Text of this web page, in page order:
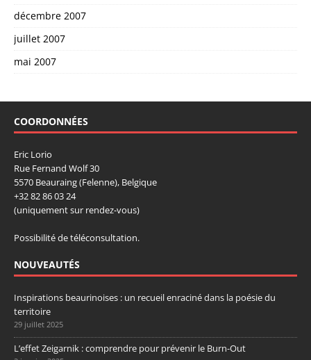
décembre 2007
juillet 2007
mai 2007
COORDONNÉES
Eric Lorio
Rue Fernand Wolf 30
5570 Beauraing (Felenne), Belgique
+32 82 86 03 24
(uniquement sur rendez-vous)
Possibilité de téléconsultation.
NOUVEAUTÉS
Inspirations beaurinoises : un recueil enraciné dans la poésie du
territoire
29 juillet 2025
L’effet Zeigarnik : comprendre pour prévenir le Burn-Out